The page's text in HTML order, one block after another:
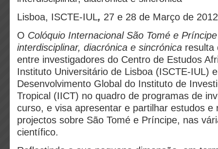
Lisboa, ISCTE‐IUL, 27 e 28 de Março de 2012
O Colóquio Internacional São Tomé e
interdisciplinar, diacrónica e sincrónica resulta
entre investigadores do Centro de Estudos
Instituto Universitário de Lisboa (ISCTE‐IUL)
Desenvolvimento Global do Instituto de
Tropical (IICT) no quadro de programas de
curso, e visa apresentar e partilhar estudos e
projectos sobre São Tomé e Príncipe, nas
científico.